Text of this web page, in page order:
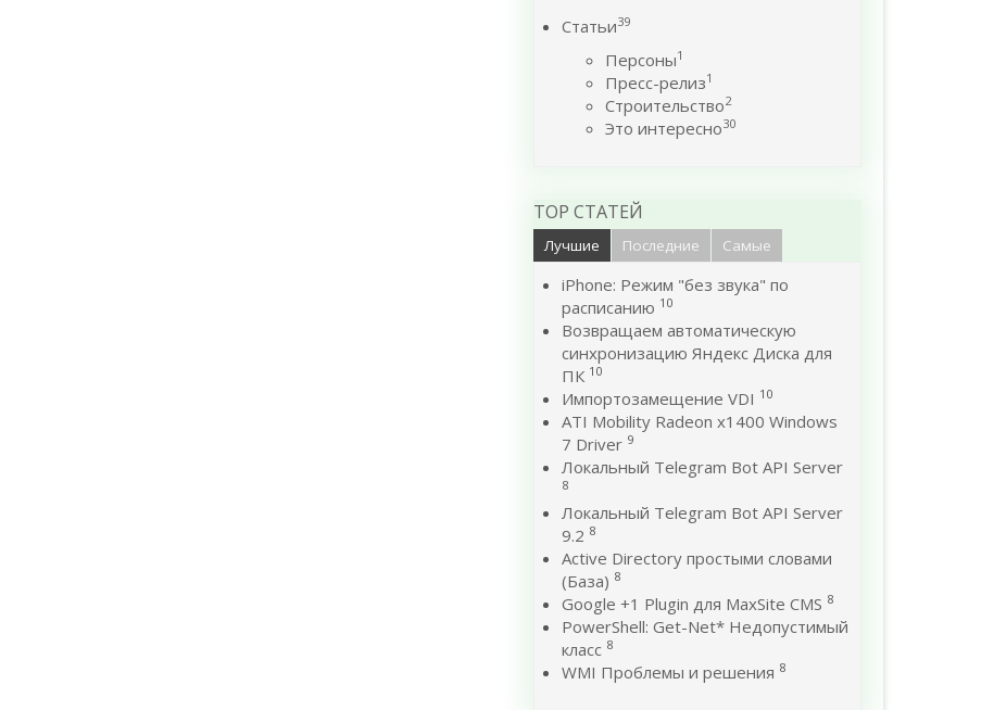
Статьи39
Персоны1
Пресс-релиз1
Строительство2
Это интересно30
TOP СТАТЕЙ
Лучшие Последние Самые
iPhone: Режим "без звука" по
расписанию 10
Возвращаем автоматическую
синхронизацию Яндекс Диска для
ПК 10
Импортозамещение VDI 10
ATI Mobility Radeon x1400 Windows
7 Driver 9
Локальный Telegram Bot API Server
8
Локальный Telegram Bot API Server
9.2 8
Active Directory простыми словами
(База) 8
Google +1 Plugin для MaxSite CMS 8
PowerShell: Get-Net* Недопустимый
класс 8
WMI Проблемы и решения 8